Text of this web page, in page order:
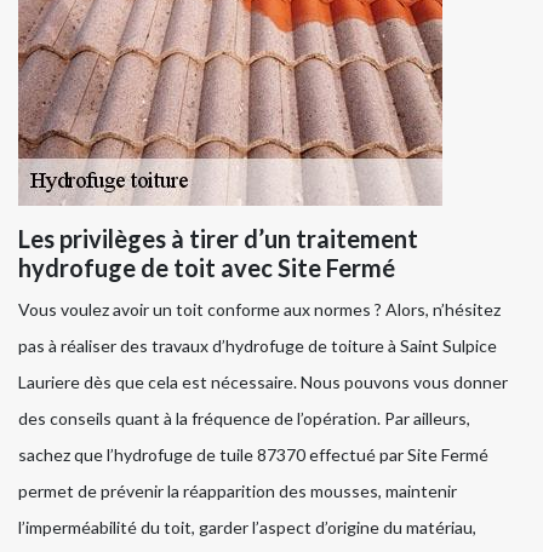
Les privilèges à tirer d’un traitement
hydrofuge de toit avec Site Fermé
Vous voulez avoir un toit conforme aux normes ? Alors, n’hésitez
pas à réaliser des travaux d’hydrofuge de toiture à Saint Sulpice
Lauriere dès que cela est nécessaire. Nous pouvons vous donner
des conseils quant à la fréquence de l’opération. Par ailleurs,
sachez que l’hydrofuge de tuile 87370 effectué par Site Fermé
permet de prévenir la réapparition des mousses, maintenir
l’imperméabilité du toit, garder l’aspect d’origine du matériau,